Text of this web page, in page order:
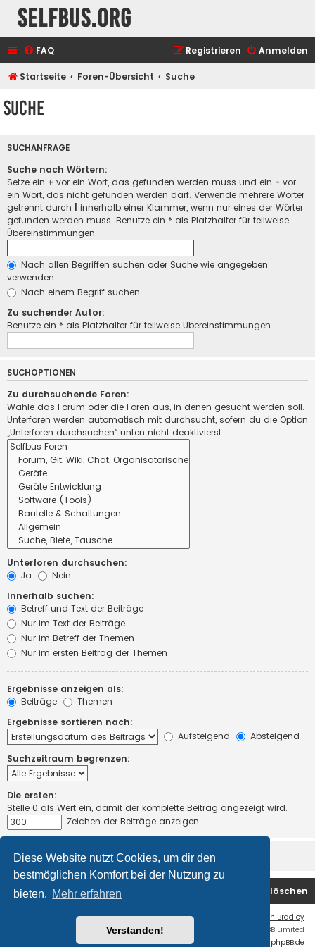
Diese Website nutzt Cookies, um dir den
bestmöglichen Komfort bei der Nutzung zu
bieten. Mehr erfahren
Verstanden!
selfbus.org
FAQ Anmelden
Registrieren
Startseite Foren-Übersicht Suche
Suche
SUCHANFRAGE
Suche nach Wörtern:
Setze ein + vor ein Wort, das gefunden werden muss und ein - vor
ein Wort, das nicht gefunden werden darf. Verwende mehrere Wörter
getrennt durch
innerhalb einer Klammer, wenn nur eines der Wörter
gefunden werden muss. Benutze ein * als Platzhalter für teilweise
Übereinstimmungen.
Nach allen Begriffen suchen oder Suche wie angegeben
verwenden
Nach einem Begriff suchen
Zu suchender Autor:
Benutze ein * als Platzhalter für teilweise Übereinstimmungen.
SUCHOPTIONEN
Zu durchsuchende Foren:
Wähle das Forum oder die Foren aus, in denen gesucht werden soll.
Unterforen werden automatisch mit durchsucht, sofern du die Option
„Unterforen durchsuchen“ unten nicht deaktivierst.
Unterforen durchsuchen:
Ja
Nein
Innerhalb suchen:
Betreff und Text der Beiträge
Nur im Text der Beiträge
Nur im Betreff der Themen
Nur im ersten Beitrag der Themen
Ergebnisse anzeigen als:
Beiträge
Themen
Ergebnisse sortieren nach:
Aufsteigend
Absteigend
Suchzeitraum begrenzen:
Die ersten:
Stelle 0 als Wert ein, damit der komplette Beitrag angezeigt wird.
Zeichen der Beiträge anzeigen
Startseite Foren-Übersicht Alle Cookies löschen
Ian Bradley
Powered byphpBB
® Forum Software © phpBB Limited
Deutsche Übersetzung durch phpBB.de